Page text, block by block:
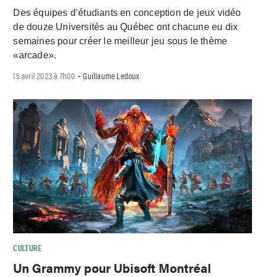
Des équipes d’étudiants en conception de jeux vidéo
de douze Universités au Québec ont chacune eu dix
semaines pour créer le meilleur jeu sous le thème
«arcade».
15 avril 2023 à 7h00 -Guillaume Ledoux
CULTURE
Un Grammy pour Ubisoft Montréal